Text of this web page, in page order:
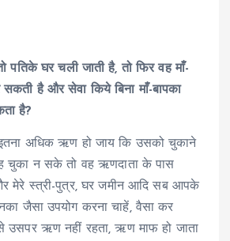
पतिके घर चली जाती है, तो फिर वह माँ-
है और सेवा किये बिना माँ-बापका
है?
अधिक ऋण हो जाय कि उसको चुकाने
चुका न सके तो वह ऋणदाता के पास
मेरे स्त्री-पुत्र, घर जमीन आदि सब आपके
जैसा उपयोग करना चाहें, वैसा कर
ऋण नहीं रहता, ऋण माफ हो जाता